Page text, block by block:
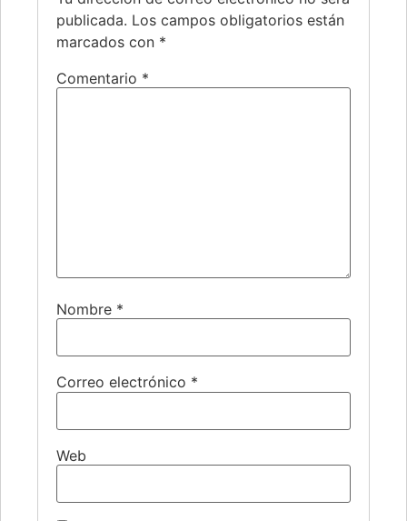
publicada. Los campos obligatorios están
marcados con *
Comentario *
Nombre *
Correo electrónico *
Web